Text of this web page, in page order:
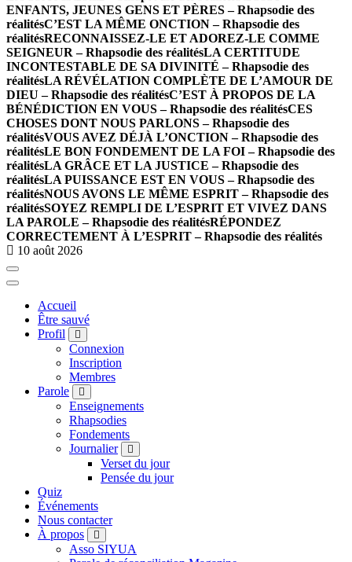
ENFANTS, JEUNES GENS ET PÈRES – Rhapsodie des
réalitésC’EST LA MÊME ONCTION – Rhapsodie des
réalitésRECONNAISSEZ-LE ET ADOREZ-LE COMME
SEIGNEUR – Rhapsodie des réalitésLA CERTITUDE
INCONTESTABLE DE SA DIVINITÉ – Rhapsodie des
réalitésLA RÉVÉLATION COMPLÈTE DE L’AMOUR DE
DIEU – Rhapsodie des réalitésC’EST À PROPOS DE LA
BÉNÉDICTION EN VOUS – Rhapsodie des réalitésCES
CHOSES DONT NOUS PARLONS – Rhapsodie des
réalitésVOUS AVEZ DÉJÀ L’ONCTION – Rhapsodie des
réalitésLE BON FONDEMENT DE LA FOI – Rhapsodie des
réalitésLA GRÂCE ET LA JUSTICE – Rhapsodie des
réalitésLA PUISSANCE EST EN VOUS – Rhapsodie des
réalitésNOUS AVONS LE MÊME ESPRIT – Rhapsodie des
réalitésSOYEZ REMPLI DE L’ESPRIT ET VIVEZ DANS
LA PAROLE – Rhapsodie des réalitésRÉPONDEZ
CORRECTEMENT À L’ESPRIT – Rhapsodie des réalités
10 août 2026
Accueil
Être sauvé
Profil
Connexion
Inscription
Membres
Parole
Enseignements
Rhapsodies
Fondements
Journalier
Verset du jour
Pensée du jour
Quiz
Événements
Nous contacter
À propos
Asso SIYUA